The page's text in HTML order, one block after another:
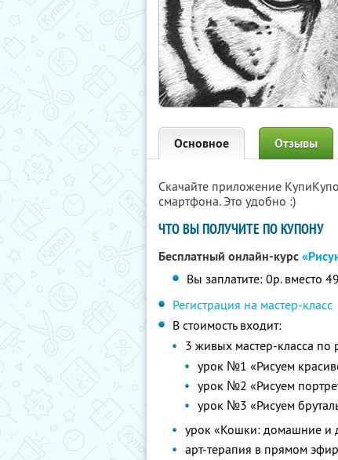
Основное Отзывы
Скачайте приложение
смартфона. Это удобно :)
ЧТО ВЫ ПОЛУЧИТЕ ПО КУПОНУ
Бесплатный онлайн-курс
Вы заплатите: 0р. вместо
Регистрация на мастер-класс
В стоимость входит:
3 живых мастер-класса
урок №1 «Рисуем
урок №2 «Рисуем
урок №3 «Рисуем
урок «Кошки: домашние и
арт-терапия в прямом